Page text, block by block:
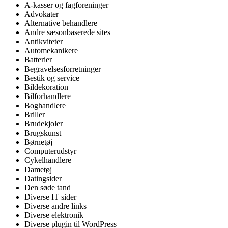
A-kasser og fagforeninger
Advokater
Alternative behandlere
Andre sæsonbaserede sites
Antikviteter
Automekanikere
Batterier
Begravelsesforretninger
Bestik og service
Bildekoration
Bilforhandlere
Boghandlere
Briller
Brudekjoler
Brugskunst
Børnetøj
Computerudstyr
Cykelhandlere
Dametøj
Datingsider
Den søde tand
Diverse IT sider
Diverse andre links
Diverse elektronik
Diverse plugin til WordPress